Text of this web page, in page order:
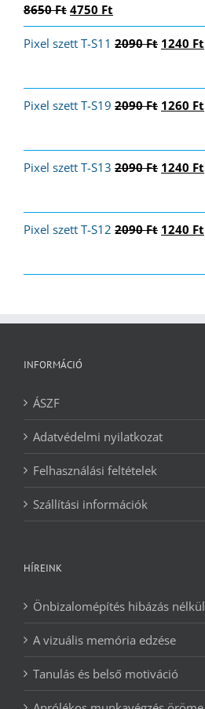
Értékelés:
8650Ft Original
price
was:
4750 Ft
price
is:
Pixel szett T-S11 2090Ft Original
1240 Ft
Pixel szett T-S19 2090Ft Original
1260 Ft
Pixel szett T-S13 2090Ft Original
1240 Ft
Pixel szett T-S12 2090Ft Original
1240 Ft
INFORMÁCIÓ
ÁSZF
Adatvédelmi nyilatkozat
Felhasználási feltételek
Szállítási információk
HÍREINK
Önbizalomépítés hibázás nélkül
A vizuális memória edzése
Tanulás és belső motiváció